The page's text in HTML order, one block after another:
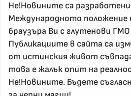
За реклама и връзка с нас,
nenovinite@gmail.com
Контакт
За нас
Не!Новините са
Международното положение
браузъра Ви с глутенови
Публикациите в сайта са
от истинския живот
това е жалък опит на
Не!Новините. Бъдете